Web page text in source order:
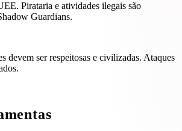
Pirataria e atividades ilegais são
Guardians.
devem serrespeitosas e civilizadas. Ataques